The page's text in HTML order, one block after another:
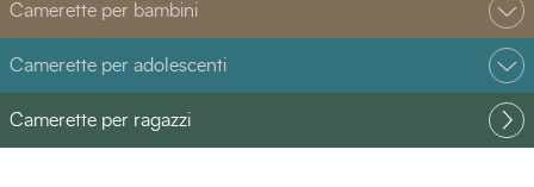
Camerette per bambini
Camerette per adolescenti
Camerette per ragazzi